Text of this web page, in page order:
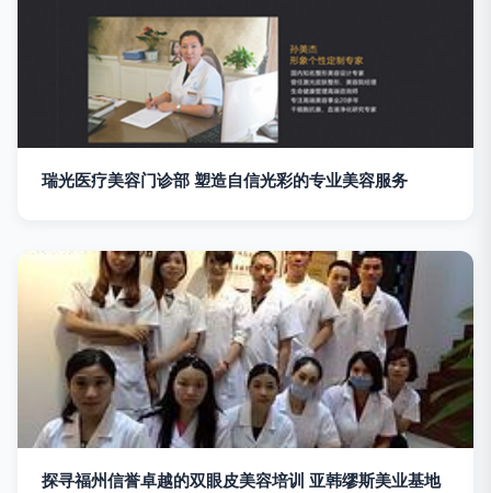
瑞光医疗美容门诊部 塑造自信光彩的专业美容服务
探寻福州信誉卓越的双眼皮美容培训 亚韩缪斯美业基地